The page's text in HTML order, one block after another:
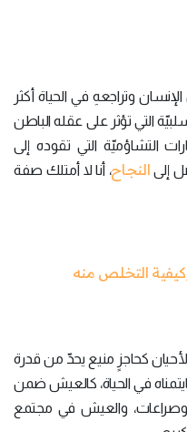
وتراجعهِ في الحياة أكثر
التي تؤثر على عقله الباطن
التشاؤميّة التي تقوده إلى
إلى النجاح، أنا لا أمتلك صفة
التخلص منه
كحاجزٍ منيع يحدّ من قدرة
في الحياة، كالعيش ضمن
والعيش في مجتمع